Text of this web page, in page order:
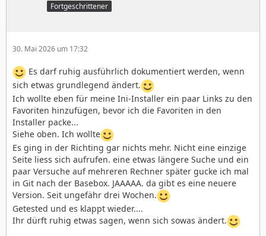
Fortgeschrittener
30. Mai 2026 um 17:32
Es darf ruhig ausführlich dokumentiert werden, wenn
sich etwas grundlegend ändert.
Ich wollte eben für meine Ini-Installer ein paar Links zu den
Favoriten hinzufügen, bevor ich die Favoriten in den
Installer packe...
Siehe oben. Ich wollte
Es ging in der Richting gar nichts mehr. Nicht eine einzige
Seite liess sich aufrufen. eine etwas längere Suche und ein
paar Versuche auf mehreren Rechner später gucke ich mal
in Git nach der Basebox. JAAAAA. da gibt es eine neuere
Version. Seit ungefähr drei Wochen.
Getested und es klappt wieder....
Ihr dürft ruhig etwas sagen, wenn sich sowas ändert.